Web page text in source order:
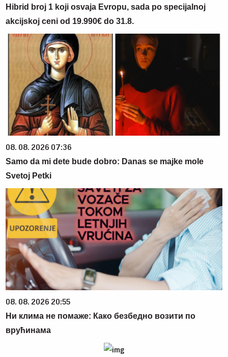
Hibrid broj 1 koji osvaja Evropu, sada po specijalnoj
akcijskoj ceni od 19.990€ do 31.8.
08. 08. 2026 07:36
Samo da mi dete bude dobro: Danas se majke mole
Svetoj Petki
08. 08. 2026 20:55
Ни клима не помаже: Како безбедно возити по
врућинама